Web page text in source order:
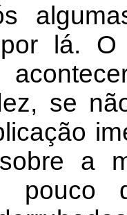
lá.
se
a